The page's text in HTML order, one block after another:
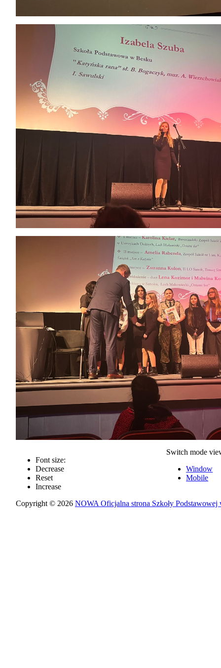
Font size:
Decrease
Reset
Increase
Switch mode
Window
Mobile
Copyright © 2026NOWA Oficjalna strona Szkoły